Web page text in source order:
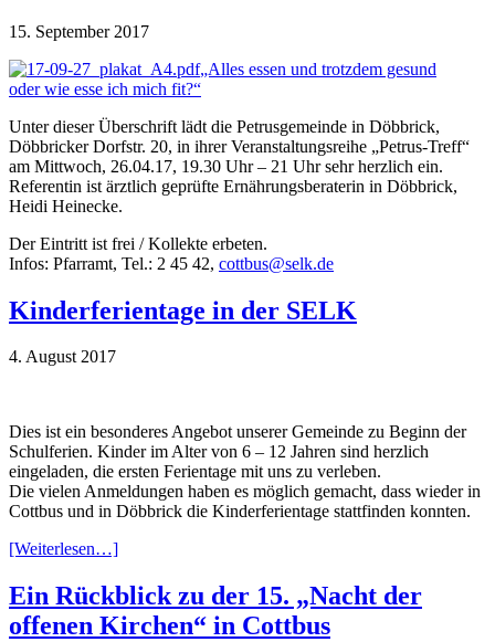
15. September 2017
„Alles essen und trotzdem gesund
oder wie esse ich mich fit?“
Unter dieser Überschrift lädt die Petrusgemeinde in Döbbrick,
Döbbricker Dorfstr. 20, in ihrer Veranstaltungsreihe „Petrus-Treff“
am Mittwoch, 26.04.17, 19.30 Uhr – 21 Uhr sehr herzlich ein.
Referentin ist ärztlich geprüfte Ernährungsberaterin in Döbbrick,
Heidi Heinecke.
Der Eintritt ist frei / Kollekte erbeten.
Infos: Pfarramt, Tel.: 2 45 42, cottbus@selk.de
Kinderferientage in der SELK
4. August 2017
Dies ist ein besonderes Angebot unserer Gemeinde zu Beginn der
Schulferien. Kinder im Alter von 6 – 12 Jahren sind herzlich
eingeladen, die ersten Ferientage mit uns zu verleben.
Die vielen Anmeldungen haben es möglich gemacht, dass wieder in
Cottbus und in Döbbrick die Kinderferientage stattfinden konnten.
[Weiterlesen…]
Ein Rückblick zu der 15. „Nacht der
offenen Kirchen“ in Cottbus